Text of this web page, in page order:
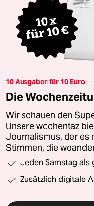
10 Ausgaben für 10 Euro
Die
Wir schauen den
Unsere wochentaz
Journalismus, der es
Stimmen, die
Jeden Samstag als
Zusätzlich digitale